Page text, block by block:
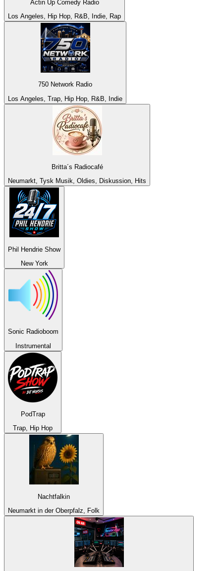
Actin Up Comedy Radio
Los Angeles, Hip Hop, R&B, Indie, Rap
750 Network Radio
Los Angeles, Trap, Hip Hop, R&B, Indie
Britta´s Radiocafé
Neumarkt, Tysk Musik, Oldies, Diskussion, Hits
Phil Hendrie Show
New York
Sonic Radioboom
Instrumental
PodTrap
Trap, Hip Hop
Nachtfalkin
Neumarkt in der Oberpfalz, Folk